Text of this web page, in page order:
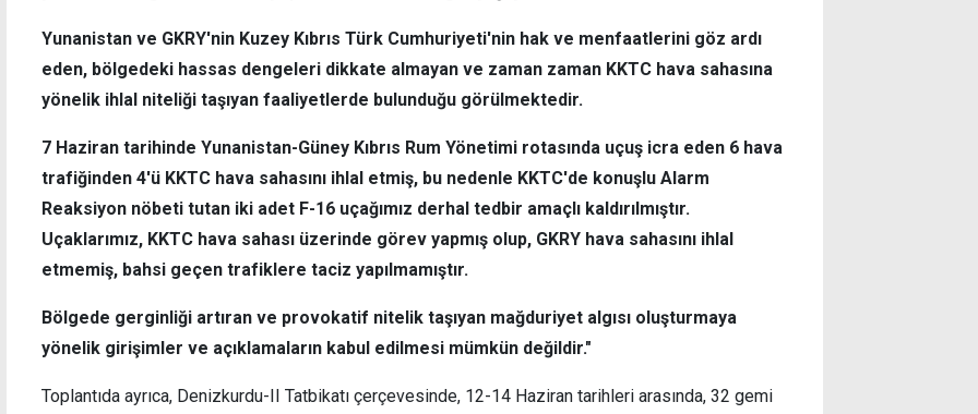
Yunanistan ve GKRY'nin Kuzey Kıbrıs Türk Cumhuriyeti'nin hak ve menfaatlerini göz ardı
eden, bölgedeki hassas dengeleri dikkate almayan ve zaman zaman KKTC hava sahasına
yönelik ihlal niteliği taşıyan faaliyetlerde bulunduğu görülmektedir.
7 Haziran tarihinde Yunanistan-Güney Kıbrıs Rum Yönetimi rotasında uçuş icra eden 6 hava
trafiğinden 4'ü KKTC hava sahasını ihlal etmiş, bu nedenle KKTC'de konuşlu Alarm
Reaksiyon nöbeti tutan iki adet F-16 uçağımız derhal tedbir amaçlı kaldırılmıştır.
Uçaklarımız, KKTC hava sahası üzerinde görev yapmış olup, GKRY hava sahasını ihlal
etmemiş, bahsi geçen trafiklere taciz yapılmamıştır.
Bölgede gerginliği artıran ve provokatif nitelik taşıyan mağduriyet algısı oluşturmaya
yönelik girişimler ve açıklamaların kabul edilmesi mümkün değildir."
Toplantıda ayrıca, Denizkurdu-II Tatbikatı çerçevesinde, 12-14 Haziran tarihleri arasında, 32 gemi